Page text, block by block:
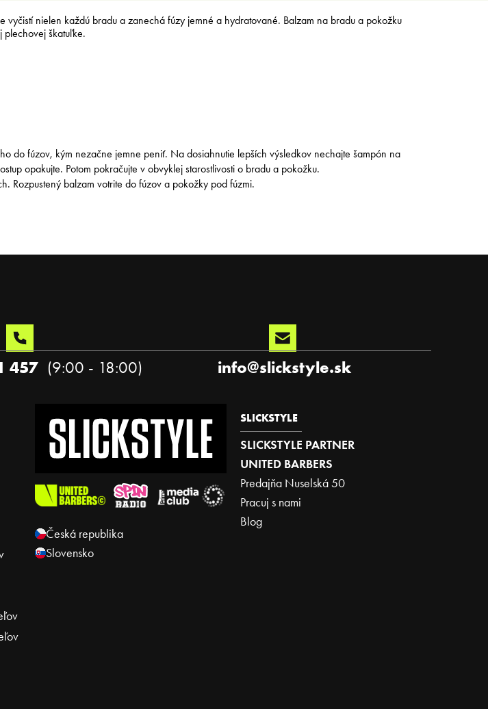
nielen každú bradu a zanechá fúzy jemné a hydratované. Balzam na bradu a pokožku
plechovej škatuľke.
do fúzov, kým nezačne jemne peniť. Na dosiahnutie lepších výsledkov nechajte šampón na
opakujte. Potom pokračujte v obvyklej starostlivosti o bradu a pokožku.
Rozpustený balzam votrite do fúzov a pokožky pod fúzmi.
info@slickstyle.sk
457
Česká republika
Slovensko
SLICKSTYLE
SLICKSTYLE PARTNER
UNITED BARBERS
Predajňa Nuselská 50
Pracuj s nami
Blog